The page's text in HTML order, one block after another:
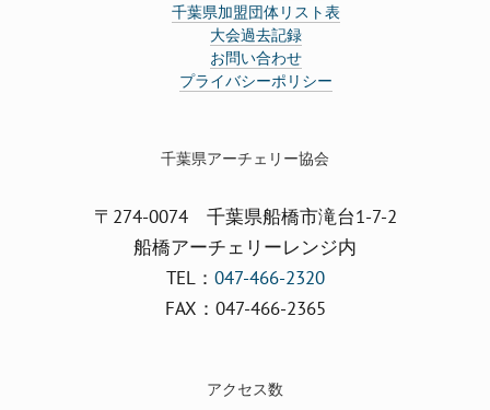
千葉県加盟団体リスト表
大会過去記録
お問い合わせ
プライバシーポリシー
千葉県アーチェリー協会
〒274-0074 千葉県船橋市滝台1-7-2
船橋アーチェリーレンジ内
TEL： 047-466-2320
FAX：047-466-2365
アクセス数